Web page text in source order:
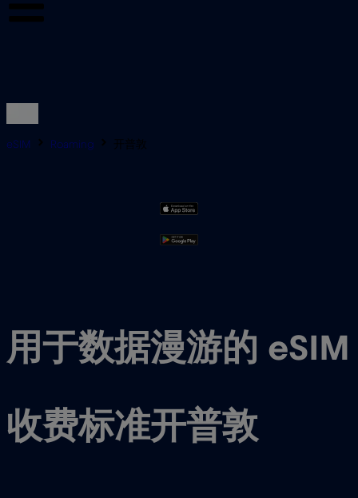
eSIM Roaming 开普敦
用于数据漫游的 eSIM
收费标准开普敦